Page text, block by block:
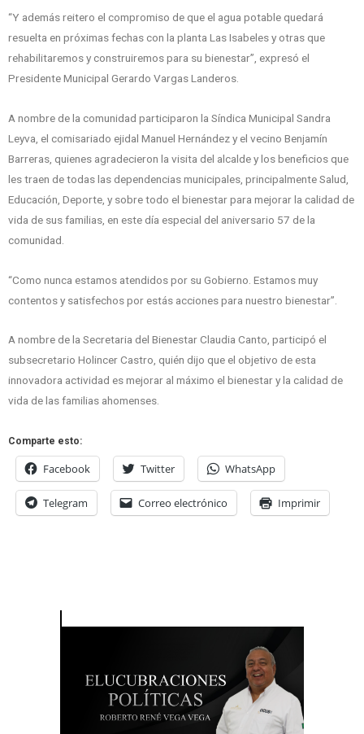
“Y además reitero el compromiso de que el agua potable quedará
resuelta en próximas fechas con la planta Las Isabeles y otras que
rehabilitaremos y construiremos para su bienestar”, expresó el
Presidente Municipal Gerardo Vargas Landeros.
A nombre de la comunidad participaron la Síndica Municipal Sandra
Leyva, el comisariado ejidal Manuel Hernández y el vecino Benjamín
Barreras, quienes agradecieron la visita del alcalde y los beneficios que
les traen de todas las dependencias municipales, principalmente Salud,
Educación, Deporte, y sobre todo el bienestar para mejorar la calidad de
vida de sus familias, en este día especial del aniversario 57 de la
comunidad.
“Como nunca estamos atendidos por su Gobierno. Estamos muy
contentos y satisfechos por estás acciones para nuestro bienestar”.
A nombre de la Secretaria del Bienestar Claudia Canto, participó el
subsecretario Holincer Castro, quién dijo que el objetivo de esta
innovadora actividad es mejorar al máximo el bienestar y la calidad de
vida de las familias ahomenses.
Comparte esto:
Facebook Twitter WhatsApp
Telegram Correo electrónico Imprimir